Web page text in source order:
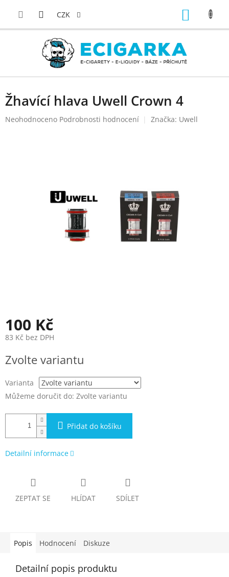
CZK
Žhavící hlava Uwell Crown 4
Průměrné
Neohodnoceno Podrobnosti hodnocení Značka: Uwell
100 Kč
83 Kč bez DPH
cena:
Zvolte variantu
Varianta
Můžeme doručit do: Zvolte variantu
Přidat do košíku
Detailní informace
ZEPTAT SE HLÍDAT SDÍLET
Popis Hodnocení Diskuze
Detailní popis produktu